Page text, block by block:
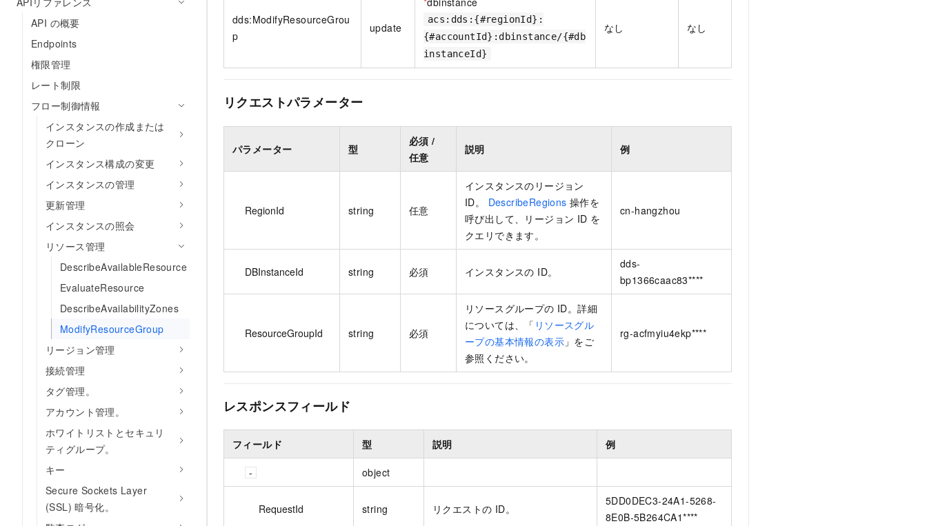
API の概要
Endpoints
権限管理
レート制限
フロー制御情報
インスタンスの作成または
クローン
インスタンス構成の変更
インスタンスの管理
更新管理
インスタンスの照会
リソース管理
DescribeAvailableResource
EvaluateResource
DescribeAvailabilityZones
ModifyResourceGroup
リージョン管理
接続管理
タグ管理。
アカウント管理。
ホワイトリストとセキュリ
ティグループ。
キー
Secure Sockets Layer
(SSL) 暗号化。
dds:ModifyResourceGrou
p
update
acs:dds:{#regionId}:
{#accountId}:dbinstance/{#db
instanceId}
なし なし
リクエストパラメーター
パラメーター 型
必須 /
任意
説明 例
RegionId string 任意
インスタンスのリージョン
ID。 DescribeRegions 操作を
呼び出して、リージョン ID を
クエリできます。
cn-hangzhou
DBInstanceId string 必須 インスタンスの ID。
dds-
bp1366caac83****
ResourceGroupId string 必須
リソースグループの ID。詳細
については、「 リソースグル
ープの基本情報の表示 」をご
参照ください。
rg-acfmyiu4ekp****
レスポンスフィールド
フィールド 型 説明 例
object
RequestId string リクエストの ID。
5DD0DEC3-24A1-5268-
8E0B-5B264CA1****